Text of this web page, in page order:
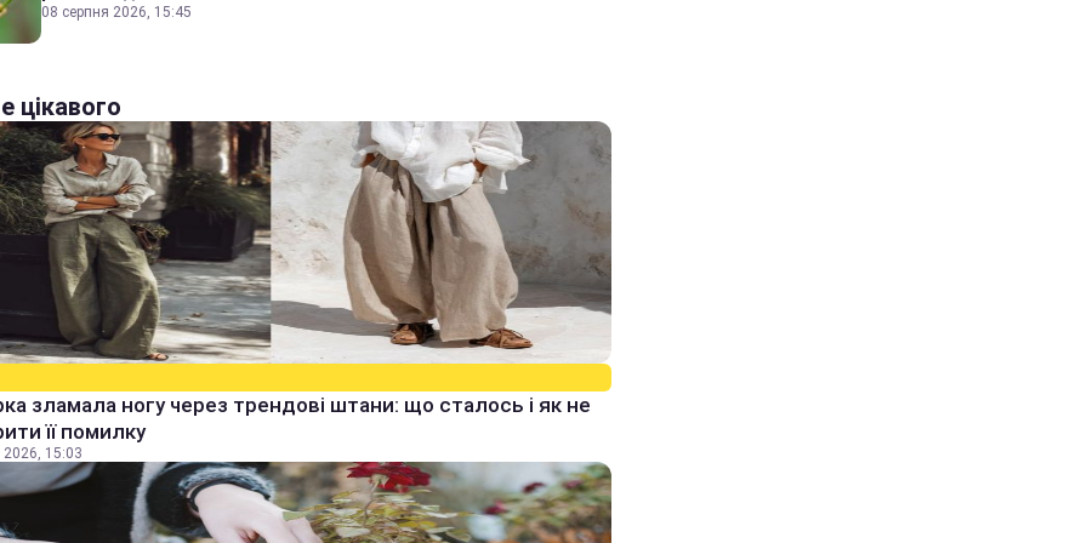
08 серпня 2026, 15:45
цікавого
зламала ногу через трендові штани: що сталось і як не
її помилку
2026, 15:03